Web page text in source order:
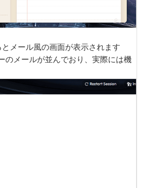
とメール風の画面が表示されます
のメールが並んでおり、実際には機